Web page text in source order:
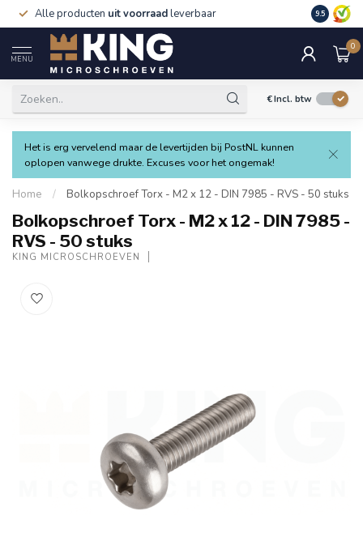
Alle producten uit voorraadleverbaar 9.5
MENU
0
€Incl. btw
Het is erg vervelend maar de levertijden bij PostNL kunnen
oplopen vanwege drukte. Excuses voor het ongemak!
Home / Bolkopschroef Torx - M2 x 12 - DIN 7985 - RVS - 50 stuks
Bolkopschroef Torx - M2 x 12 - DIN 7985 -
RVS - 50 stuks
KING MICROSCHROEVEN